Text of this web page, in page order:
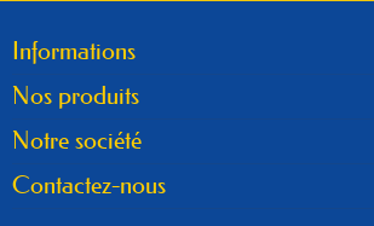
Informations
Nos produits
Notre société
Contactez-nous